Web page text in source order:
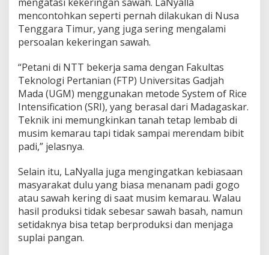
mencontohkan seperti pernah dilakukan di Nusa
Tenggara Timur, yang juga sering mengalami
persoalan kekeringan sawah.
“Petani di NTT bekerja sama dengan Fakultas
Teknologi Pertanian (FTP) Universitas Gadjah
Mada (UGM) menggunakan metode System of Rice
Intensification (SRI), yang berasal dari Madagaskar.
Teknik ini memungkinkan tanah tetap lembab di
musim kemarau tapi tidak sampai merendam bibit
padi,” jelasnya.
Selain itu, LaNyalla juga mengingatkan kebiasaan
masyarakat dulu yang biasa menanam padi gogo
atau sawah kering di saat musim kemarau. Walau
hasil produksi tidak sebesar sawah basah, namun
setidaknya bisa tetap berproduksi dan menjaga
suplai pangan.